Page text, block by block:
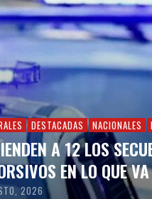
DESTACADAS NACIONALES
A 12 LOS
EN LO QUE
2026